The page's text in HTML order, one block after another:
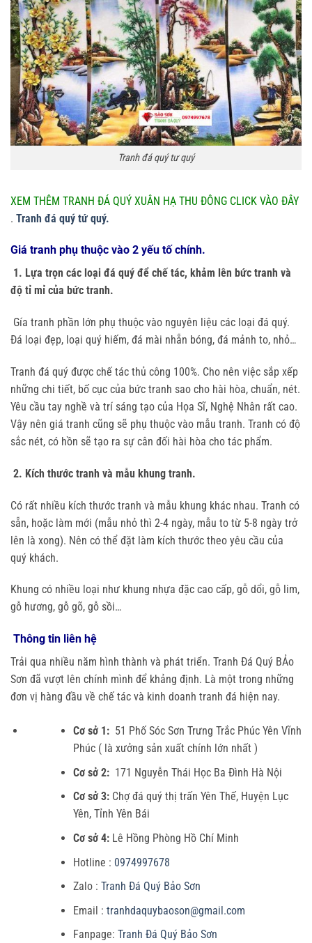
Tranh đá quý tư quý
XEM THÊM TRANH ĐÁ QUÝ XUÂN HẠ THU ĐÔNG CLICK VÀO ĐÂY
. Tranh đá quý tứ quý.
Giá tranh phụ thuộc vào 2 yếu tố chính.
1. Lựa trọn các loại đá quý để chế tác, khảm lên bức tranh và
độ tỉ mỉ của bức tranh.
Gía tranh phần lớn phụ thuộc vào nguyên liệu các loại đá quý.
Đá loại đẹp, loại quý hiếm, đá mài nhẵn bóng, đá mảnh to, nhỏ…
Tranh đá quý được chế tác thủ công 100%. Cho nên việc sắp xếp
những chi tiết, bố cục của bức tranh sao cho hài hòa, chuẩn, nét.
Yêu cầu tay nghề và trí sáng tạo của Họa Sĩ, Nghệ Nhân rất cao.
Vậy nên giá tranh cũng sẽ phụ thuộc vào mẫu tranh. Tranh có độ
sắc nét, có hồn sẽ tạo ra sự cân đối hài hòa cho tác phẩm.
2. Kích thước tranh và mẫu khung tranh.
Có rất nhiều kích thước tranh và mẫu khung khác nhau. Tranh có
sẵn, hoặc làm mới (mẫu nhỏ thì 2-4 ngày, mẫu to từ 5-8 ngày trở
lên là xong). Nên có thể đặt làm kích thước theo yêu cầu của
quý khách.
Khung có nhiều loại như khung nhựa đặc cao cấp, gỗ dổi, gỗ lim,
gỗ hương, gỗ gõ, gỗ sồi…
Thông tin liên hệ
Trải qua nhiều năm hình thành và phát triển. Tranh Đá Quý BẢo
Sơn đã vượt lên chính mình để khảng định. Là một trong những
đơn vị hàng đầu về chế tác và kinh doanh tranh đá hiện nay.
Cơ sở 1:51 Phố Sóc Sơn Trưng Trắc Phúc Yên Vĩnh
Phúc ( là xưởng sản xuất chính lớn nhất )
Cơ sở 2:171 Nguyễn Thái Học Ba Đình Hà Nội
Cơ sở 3:Chợ đá quý thị trấn Yên Thế, Huyện Lục
Yên, Tỉnh Yên Bái
Cơ sở 4:Lê Hồng Phòng Hồ Chí Minh
Hotline : 0974997678
Zalo : Tranh Đá Quý Bảo Sơn
Email : tranhdaquybaoson@gmail.com
Fanpage: Tranh Đá Quý Bảo Sơn